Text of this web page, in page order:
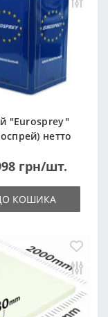
"Eurosprey"
нетто
грн/шт.
КОШИКА